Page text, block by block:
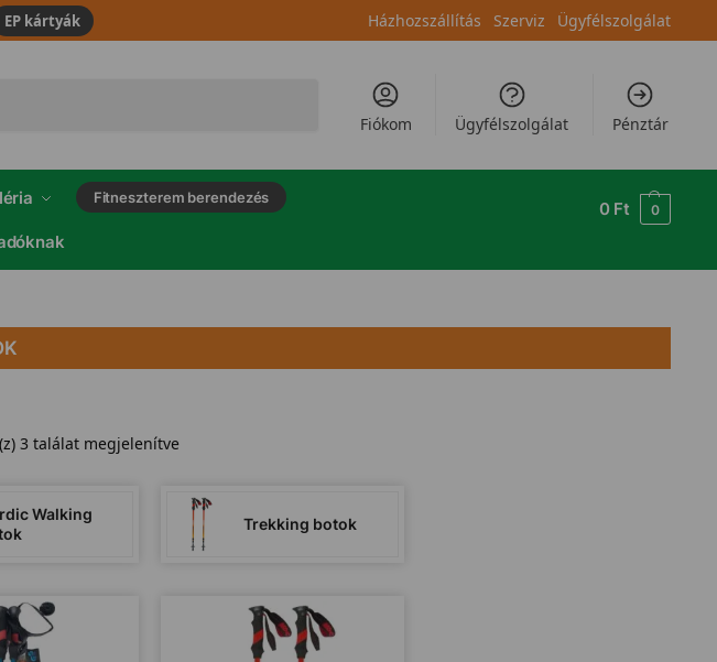
EP kártyák Házhozszállítás Szerviz Ügyfélszolgálat
Fiókom Ügyfélszolgálat Pénztár
Fitneszterem berendezés
0 Ft 0
3 találat megjelenítve
Walking
Trekking botok